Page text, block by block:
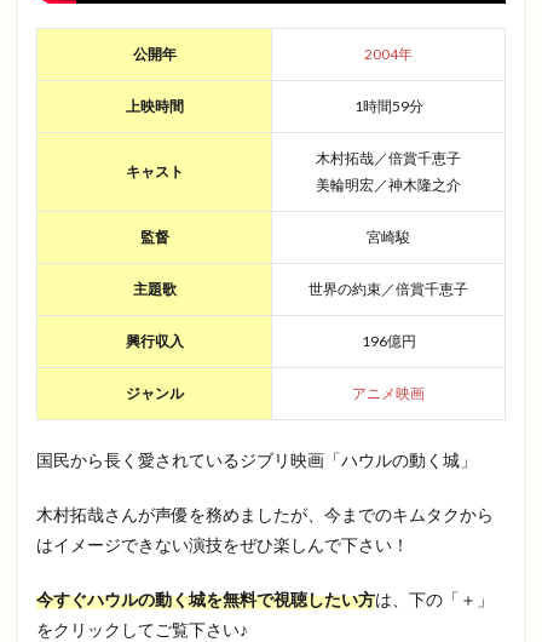
公開年 2004年
上映時間 1時間59分
キャスト
木村拓哉／倍賞千恵子
美輪明宏／神木隆之介
監督 宮崎駿
主題歌 世界の約束／倍賞千恵子
興行収入 196億円
ジャンル アニメ映画
国民から長く愛されているジブリ映画「ハウルの動く城」
木村拓哉さんが声優を務めましたが、今までのキムタクから
はイメージできない演技をぜひ楽しんで下さい！
今すぐハウルの動く城を無料で視聴したい方は、下の「＋」
をクリックしてご覧下さい♪